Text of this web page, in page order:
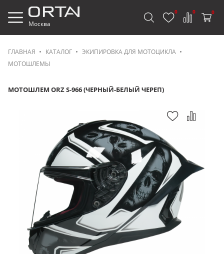
Москва
0 0 0
ГЛАВНАЯ КАТАЛОГ
ЭКИПИРОВКА ДЛЯ МОТОЦИКЛА
МОТОШЛЕМЫ
МОТОШЛЕМ ORZ S-966 (ЧЕРНЫЙ-БЕЛЫЙ ЧЕРЕП)